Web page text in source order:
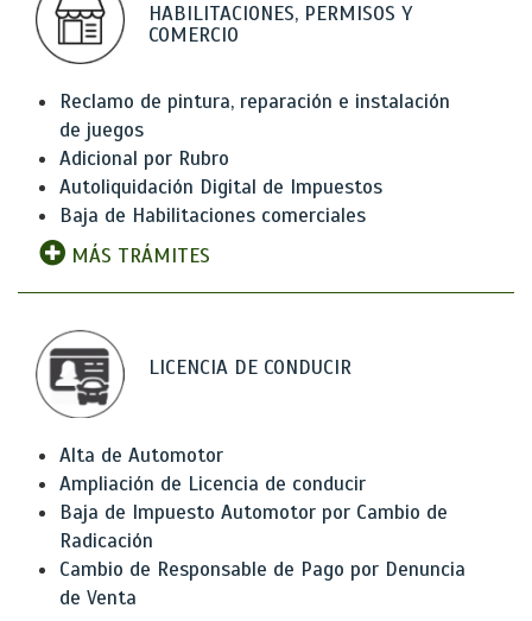
HABILITACIONES, PERMISOS Y
COMERCIO
Reclamo de pintura, reparación e instalación
de juegos
Adicional por Rubro
Autoliquidación Digital de Impuestos
Baja de Habilitaciones comerciales
MÁS TRÁMITES
LICENCIA DE CONDUCIR
Alta de Automotor
Ampliación de Licencia de conducir
Baja de Impuesto Automotor por Cambio de
Radicación
Cambio de Responsable de Pago por Denuncia
de Venta